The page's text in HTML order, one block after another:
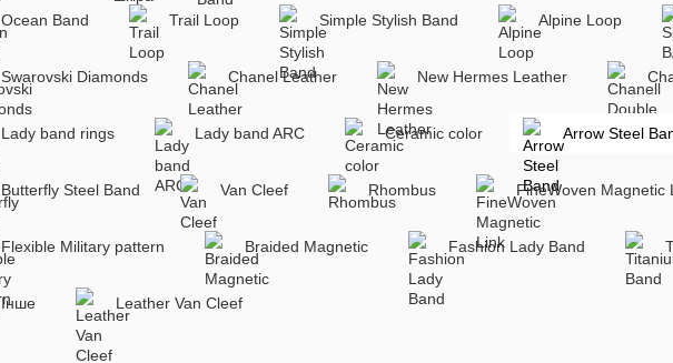
Ocean Band Trail Loop Simple Stylish Band Alpine Loop
Swarovski Diamonds Chanel Leather New Hermes Leather
Lady band rings Lady band ARC Ceramic color Arrow Steel
Butterfly Steel Band Van Cleef Rhombus FineWoven Magnetic
Flexible Military pattern Braided Magnetic Fashion Lady Band
Інше Leather Van Cleef